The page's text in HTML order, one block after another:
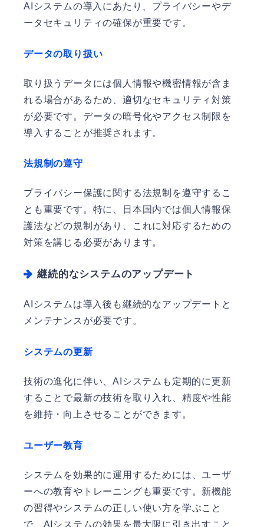
AIシステムの導入にあたり、プライバシーやデ
ータセキュリティの確保が重要です。
データの取り扱い
取り扱うデータには個人情報や機密情報が含ま
れる場合があるため、適切なセキュリティ対策
が必要です。データの暗号化やアクセス制限を
導入することが推奨されます。
法規制の遵守
プライバシー保護に関する法規制を遵守するこ
とも重要です。特に、日本国内では個人情報保
護法などの規制があり、これに対応するための
対策を講じる必要があります。
継続的なシステムのアップデート
AIシステムは導入後も継続的なアップデートと
メンテナンスが必要です。
システムの更新
技術の進化に伴い、AIシステムも定期的に更新
することで最新の技術を取り入れ、精度や性能
を維持・向上させることができます。
ユーザー教育
システムを効果的に運用するためには、ユーザ
ーへの教育やトレーニングも重要です。新機能
の習得やシステムの正しい使い方を学ぶこと
で、AIシステムの効果を最大限に引き出すこと